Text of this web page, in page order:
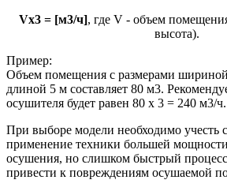
Vx3 = [м3/ч], где V - объем
высота).
Пример:
Объем помещения с размерами
длиной 5 м составляет 80 м3.
осушителя будет равен 80 x 3 = 240 м3/ч.
При выборе модели необходимо учесть
применение техники большей
осушения, но слишком быстрый
привести к повреждениям осушаемой